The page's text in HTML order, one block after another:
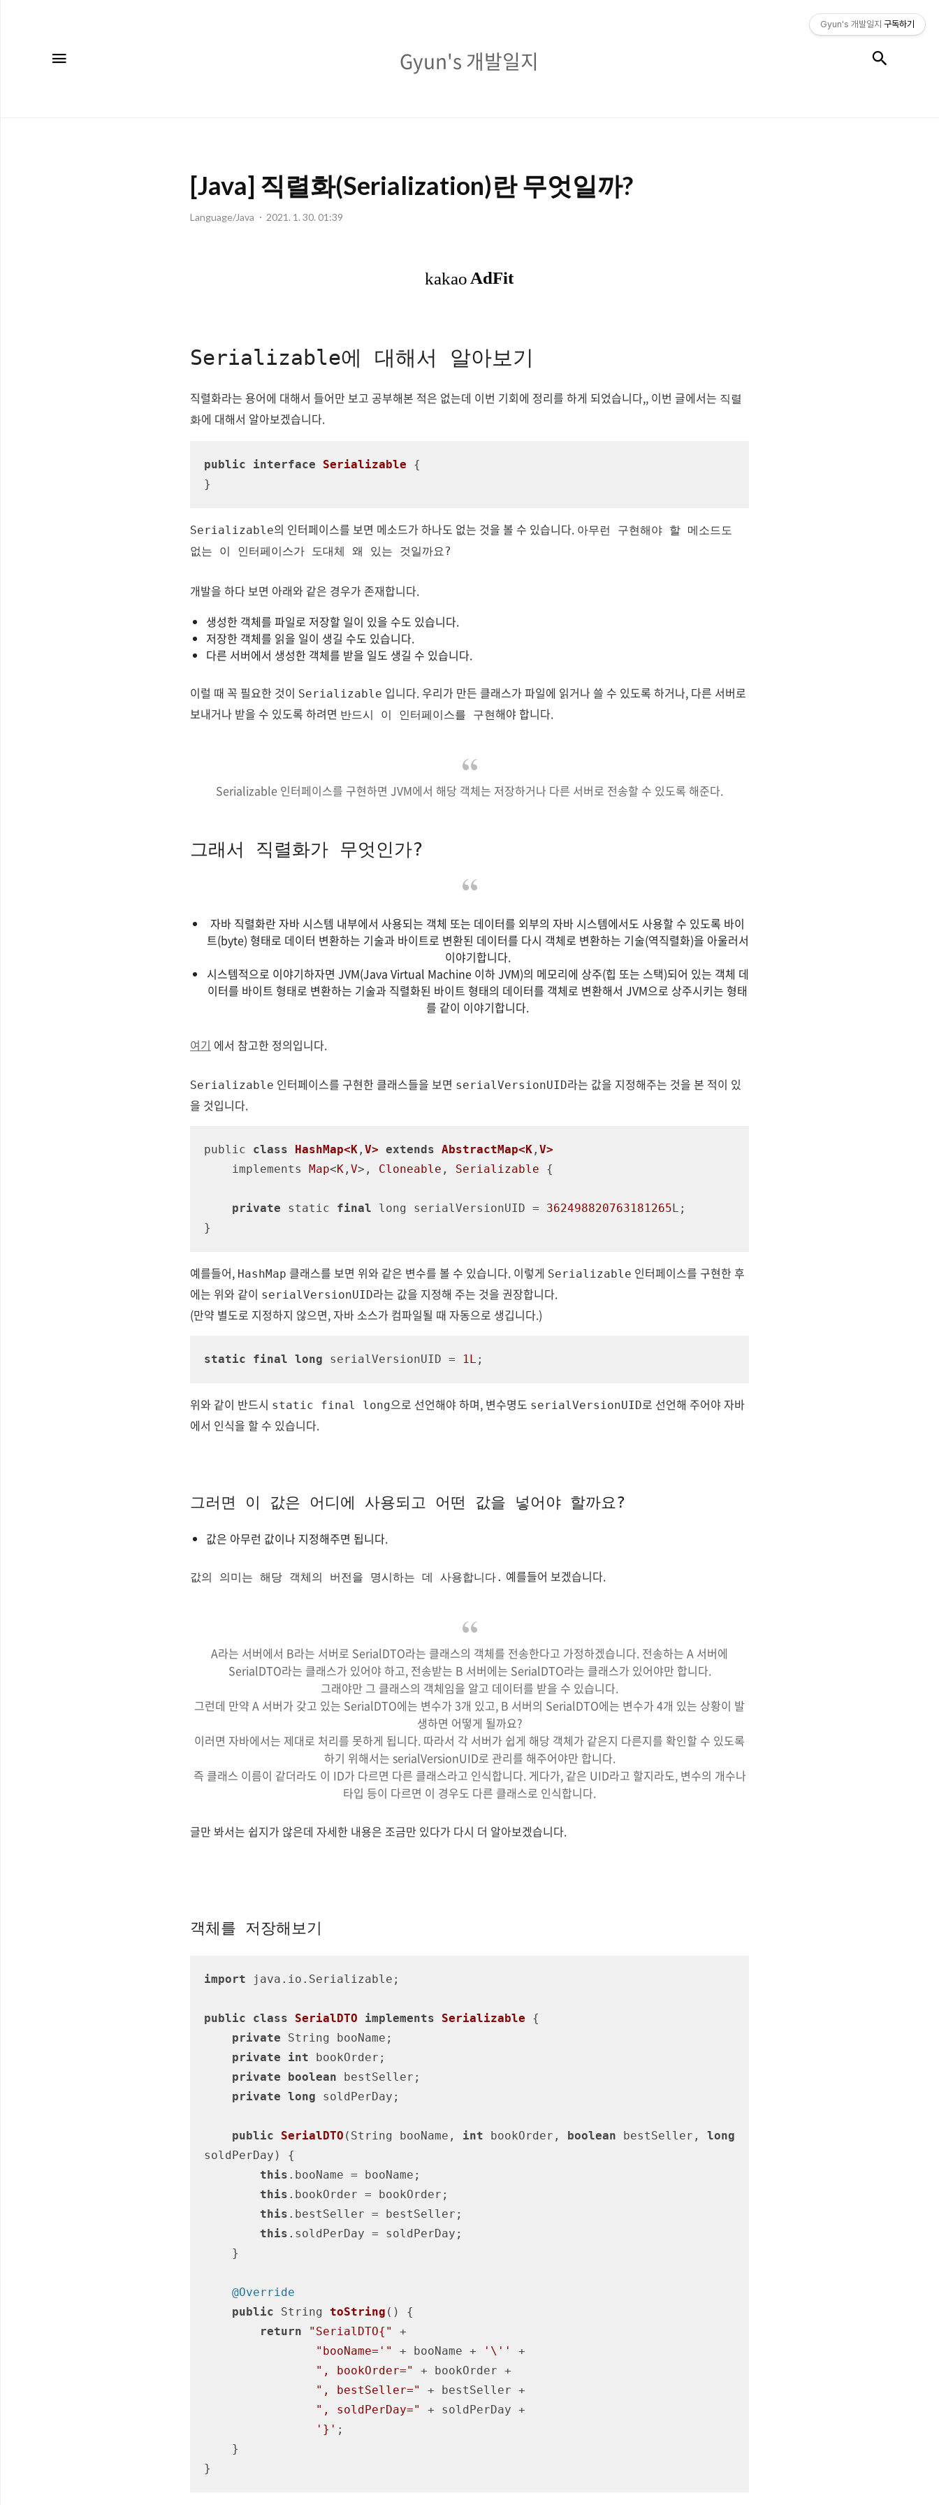
개
Gyun's 개발일지
[Java] 직렬화(Serialization)란 무엇일까?
Language/Java 2021. 1. 30. 01:39
Serializable에 대해서 알아보기
직렬화라는 용어에 대해서 들어만 보고 공부해본 적은 없는데 이번 기회에 정리를 하게 되었습니다,, 이번 글에서는 직렬
화에 대해서 알아보겠습니다.
public interface Serializable
{
}
Serializable의 인터페이스를 보면 메소드가 하나도 없는 것을 볼 수 있습니다. 아무런 구현해야 할 메소드도
없는 이 인터페이스가 도대체 왜 있는 것일까요?
개발을 하다 보면 아래와 같은 경우가 존재합니다.
생성한 객체를 파일로 저장할 일이 있을 수도 있습니다.
저장한 객체를 읽을 일이 생길 수도 있습니다.
다른 서버에서 생성한 객체를 받을 일도 생길 수 있습니다.
이럴 때 꼭 필요한 것이 Serializable 입니다. 우리가 만든 클래스가 파일에 읽거나 쓸 수 있도록 하거나, 다른 서버로
보내거나 받을 수 있도록 하려면 반드시 이 인터페이스를 구현해야 합니다.
Serializable 인터페이스를 구현하면 JVM에서 해당 객체는 저장하거나 다른 서버로 전송할 수 있도록 해준다.
그래서 직렬화가 무엇인가?
자바 직렬화란 자바 시스템 내부에서 사용되는 객체 또는 데이터를 외부의 자바 시스템에서도 사용할 수 있도록 바이
트(byte) 형태로 데이터 변환하는 기술과 바이트로 변환된 데이터를 다시 객체로 변환하는 기술(역직렬화)을 아울러서
이야기합니다.
시스템적으로 이야기하자면 JVM(Java Virtual Machine 이하 JVM)의 메모리에 상주(힙 또는 스택)되어 있는 객체 데
이터를 바이트 형태로 변환하는 기술과 직렬화된 바이트 형태의 데이터를 객체로 변환해서 JVM으로 상주시키는 형태
를 같이 이야기합니다.
여기 에서 참고한 정의입니다.
Serializable 인터페이스를 구현한 클래스들을 보면 serialVersionUID라는 값을 지정해주는 것을 본 적이 있
을 것입니다.
public class HashMap<K , V> extends AbstractMap<K , V>
    implements
Map<K , V>, Cloneable , Serializable {
private static final long serialVersionUID = 362498820763181265L;
}
예를들어, HashMap 클래스를 보면 위와 같은 변수를 볼 수 있습니다. 이렇게 Serializable 인터페이스를 구현한 후
에는 위와 같이 serialVersionUID라는 값을 지정해 주는 것을 권장합니다.
(만약 별도로 지정하지 않으면, 자바 소스가 컴파일될 때 자동으로 생깁니다.)
static final long serialVersionUID = 1L ;
위와 같이 반드시 static final long으로 선언해야 하며, 변수명도 serialVersionUID로 선언해 주어야 자바
에서 인식을 할 수 있습니다.
그러면 이 값은 어디에 사용되고 어떤 값을 넣어야 할까요?
값은 아무런 값이나 지정해주면 됩니다.
값의 의미는 해당 객체의 버전을 명시하는 데 사용합니다. 예를들어 보겠습니다.
A라는 서버에서 B라는 서버로 SerialDTO라는 클래스의 객체를 전송한다고 가정하겠습니다. 전송하는 A 서버에
SerialDTO라는 클래스가 있어야 하고, 전송받는 B 서버에는 SerialDTO라는 클래스가 있어야만 합니다.
그래야만 그 클래스의 객체임을 알고 데이터를 받을 수 있습니다.
그런데 만약 A 서버가 갖고 있는 SerialDTO에는 변수가 3개 있고, B 서버의 SerialDTO에는 변수가 4개 있는 상황이 발
생하면 어떻게 될까요?
이러면 자바에서는 제대로 처리를 못하게 됩니다. 따라서 각 서버가 쉽게 해당 객체가 같은지 다른지를 확인할 수 있도록
하기 위해서는 serialVersionUID로 관리를 해주어야만 합니다.
즉 클래스 이름이 같더라도 이 ID가 다르면 다른 클래스라고 인식합니다. 게다가, 같은 UID라고 할지라도, 변수의 개수나
타입 등이 다르면 이 경우도 다른 클래스로 인식합니다.
글만 봐서는 쉽지가 않은데 자세한 내용은 조금만 있다가 다시 더 알아보겠습니다.
객체를 저장해보기
import java.io.Serializable;
public class SerialDTO implements Serializable
{
private String booName;
private
int bookOrder;
private
boolean bestSeller;
private long soldPerDay;
public SerialDTO (String booName, int bookOrder, boolean bestSeller, long
soldPerDay)
{
this .booName = booName;
this .bookOrder = bookOrder;
this .bestSeller = bestSeller;
this .soldPerDay = soldPerDay;
@Override
public String toString ()
{
return
"SerialDTO{"
+
"booName='"
+ booName + '\''
+
", bookOrder="
+ bookOrder +
", bestSeller="
+ bestSeller +
", soldPerDay="
+ soldPerDay +
'}' ;
}
Gyun's 개발일지 구독하기